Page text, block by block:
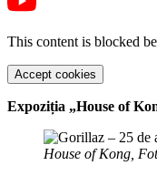
This content is blocked
Accept cookies
Expoziția „House of
House of Kong,